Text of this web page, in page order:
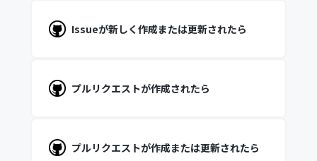
Issueが新しく作成または更新されたら
プルリクエストが作成されたら
プルリクエストが作成または更新されたら